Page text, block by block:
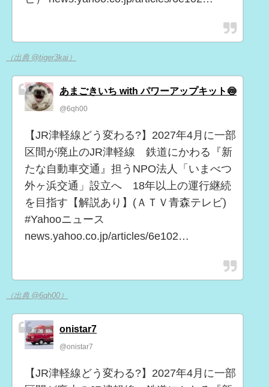
（出典 @tiger3kai）
あまごきいち with パワーアップキット🍥
@6qh00
【JR津軽線どう変わる?】2027年4月に一部
区間が廃止のJR津軽線 鉄道にかわる『新
たな自動車交通』担うNPO法人「いまべつ
外ヶ浜交通」設立へ 18年以上の運行継続
を目指す【解説あり】(ＡＴＶ青森テレビ)
#Yahooニュース
news.yahoo.co.jp/articles/6e102…
（出典 @6qh00）
onistar7
@onistar7
【JR津軽線どう変わる?】2027年4月に一部